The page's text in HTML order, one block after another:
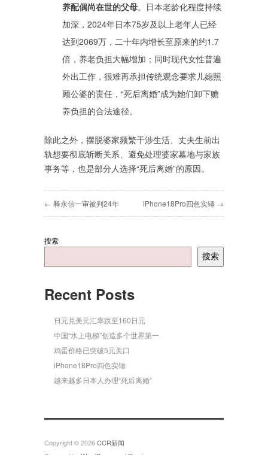
养配偶尚在世的父母‌。日本老龄化程度持续
加深，2024年日本75岁及以上老年人已经
达到2069万，二十年内增长至原来的约1.7
倍，养老负担大幅增加；同时现代女性普遍
外出工作，很难再承担传统观念要求儿媳照
顾公婆的责任，“死后离婚”成为她们卸下赡
养负担的合法途径。
除此之外，摆脱婆家频繁干涉生活、丈夫生前出
轨想要彻底斩断关系、避免处理婆家墓地与家族
事务等，也是部分人选择“死后离婚”的原因。
← 释永信一审被判24年 iPhone18Pro四色实锤 →
搜索
搜索
Recent Posts
日元兑美元汇率跌至160日元
中国“水上电梯”创造多个世界第一
鸡蛋价格已突破5元关口
iPhone18Pro四色实锤
越来越多日本人办理“死后离婚”
Copyright © 2026CCR新闻